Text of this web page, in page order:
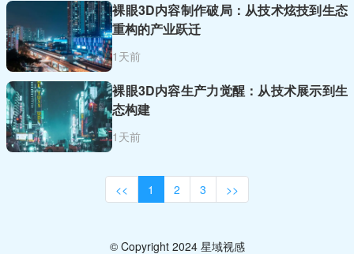
裸眼3D内容制作破局：从技术炫技到生态
重构的产业跃迁
1天前
裸眼3D内容生产力觉醒：从技术展示到生
态构建
1天前
<< 1 2 3 >>
© Copyright 2024 星域视感